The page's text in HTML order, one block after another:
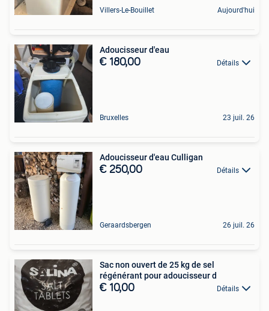
Villers-Le-Bouillet Aujourd'hui
Adoucisseur d'eau
€ 180,00 Détails
Bruxelles 23 juil. 26
Adoucisseur d'eau Culligan
€ 250,00 Détails
Geraardsbergen 26 juil. 26
Sac non ouvert de 25 kg de sel
régénérant pour adoucisseur d
€ 10,00 Détails